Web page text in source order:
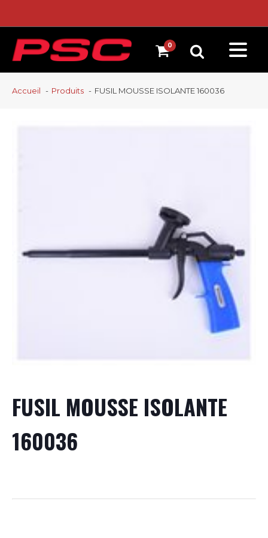
Accueil Produits FUSIL MOUSSE ISOLANTE 160036
FUSIL MOUSSE ISOLANTE
160036